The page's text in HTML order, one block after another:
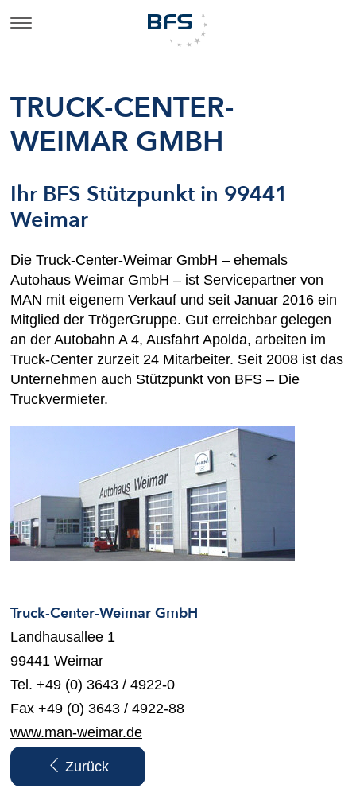
TRUCK-CENTER-
WEIMAR GMBH
Ihr BFS Stützpunkt in 99441
Weimar
Die Truck-Center-Weimar GmbH – ehemals
Autohaus Weimar GmbH – ist Servicepartner von
MAN mit eigenem Verkauf und seit Januar 2016 ein
Mitglied der TrögerGruppe. Gut erreichbar gelegen
an der Autobahn A 4, Ausfahrt Apolda, arbeiten im
Truck-Center zurzeit 24 Mitarbeiter. Seit 2008 ist das
Unternehmen auch Stützpunkt von BFS – Die
Truckvermieter.
Truck-Center-Weimar GmbH
Landhausallee 1
99441 Weimar
Tel. +49 (0) 3643 / 4922-0
Fax +49 (0) 3643 / 4922-88
www.man-weimar.de
Zurück